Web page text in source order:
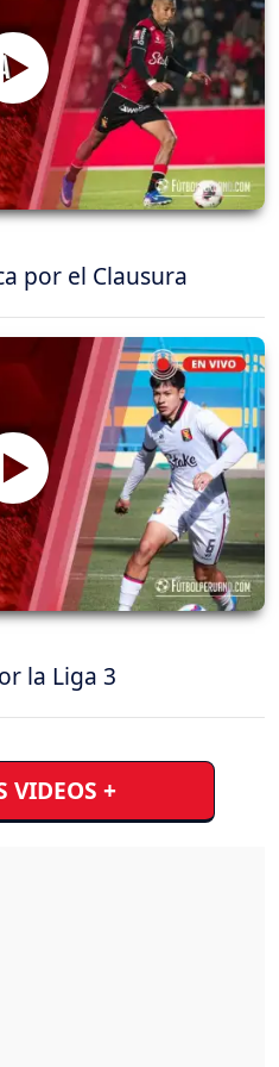
por el Clausura
la Liga 3
VIDEOS +